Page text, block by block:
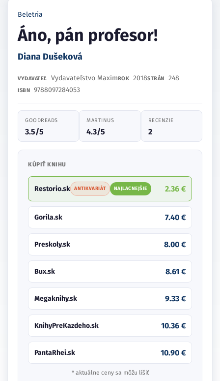
Beletria
Áno, pán profesor!
Diana Dušeková
VYDAVATEĽ Vydavateľstvo MaximROK 2018STRÁN 248
ISBN 9788097284053
GOODREADS
3.5/5
MARTINUS
4.3/5
RECENZIE
2
KÚPIŤ KNIHU
Restorio.sk ANTIKVARIÁT NAJLACNEJŠIE 2.36 €
Gorila.sk 7.40 €
Preskoly.sk 8.00 €
Bux.sk 8.61 €
Megaknihy.sk 9.33 €
KnihyPreKazdeho.sk 10.36 €
PantaRhei.sk 10.90 €
* aktuálne ceny sa môžu líšiť